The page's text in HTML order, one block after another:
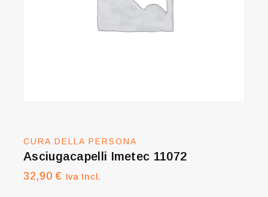
CURA DELLA PERSONA
Asciugacapelli Imetec 11072
32,90€ Iva Incl.